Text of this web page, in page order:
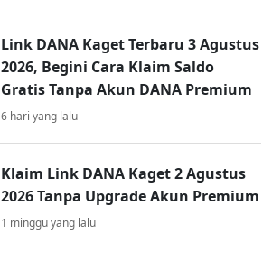
Link DANA Kaget Terbaru 3 Agustus
2026, Begini Cara Klaim Saldo
Gratis Tanpa Akun DANA Premium
6 hari yang lalu
Klaim Link DANA Kaget 2 Agustus
2026 Tanpa Upgrade Akun Premium
1 minggu yang lalu